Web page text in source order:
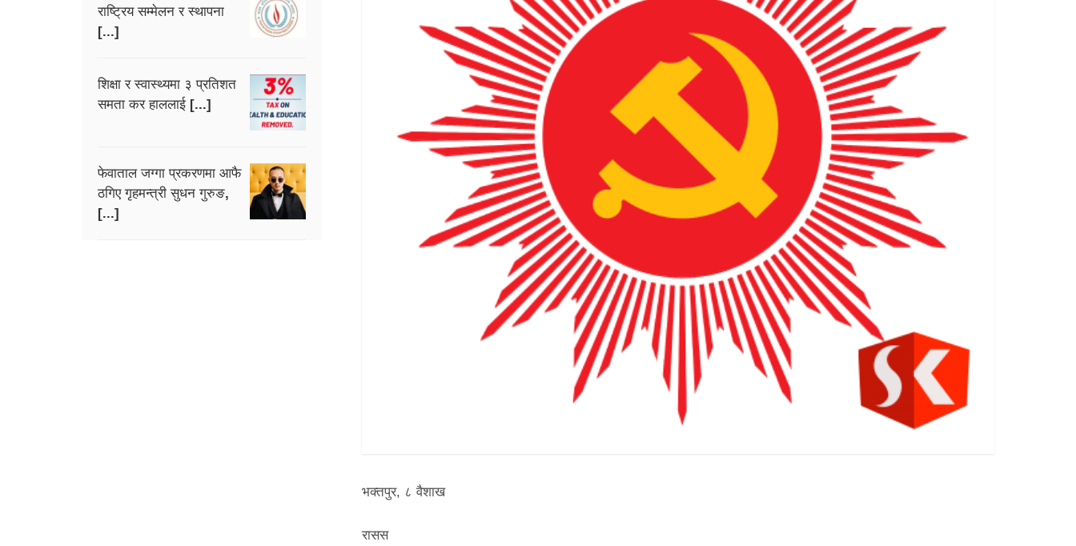
भक्तपुर, ८ वैशाख
रासस
राष्ट्रिय सम्मेलन र स्थापना
[...]
शिक्षा र स्वास्थ्यमा ३ प्रतिशत
समता कर हाललाई [...]
फेवाताल जग्गा प्रकरणमा आफै
ठगिए गृहमन्त्री सुधन गुरुङ,
[...]